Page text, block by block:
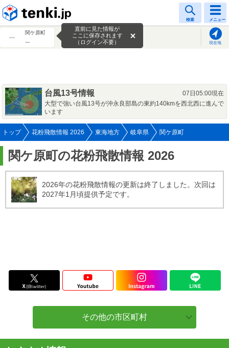
検索 メニュー
関ケ原町
---
現在地
直前に見た情報が
ここに保存されます
（ログイン不要）
台風13号情報
07日05:00現在
大型で強い台風13号が沖永良部島の東約140kmを西北西に進んで
います
トップ 花粉飛散情報 2026 東海地方 岐阜県 関ケ原町
関ケ原町の花粉飛散情報 2026
2026年の花粉飛散情報の更新は終了しました。次回は
2027年1月頃提供予定です。
その他の市区町村